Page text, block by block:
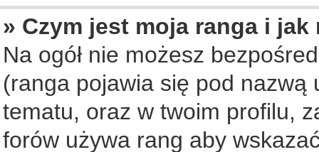
» Czym jest moja ranga i
Na ogół nie możesz
(ranga pojawia się pod
tematu, oraz w twoim profilu,
forów używa rang aby